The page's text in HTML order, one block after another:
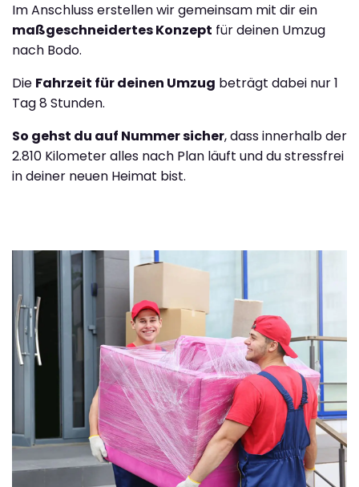
Im Anschluss erstellen wir gemeinsam mit dir ein
maßgeschneidertes Konzept für deinen Umzug
nach Bodo.
Die Fahrzeit für deinen Umzug beträgt dabei nur 1
Tag 8 Stunden.
So gehst du auf Nummer sicher, dass innerhalb der
2.810 Kilometer alles nach Plan läuft und du stressfrei
in deiner neuen Heimat bist.